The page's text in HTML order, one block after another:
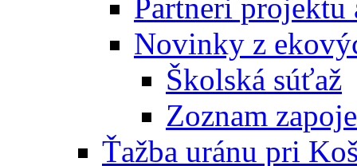
Partneri projektu
Novinky z
Školská súťaž
Zoznam
Ťažba uránu pri